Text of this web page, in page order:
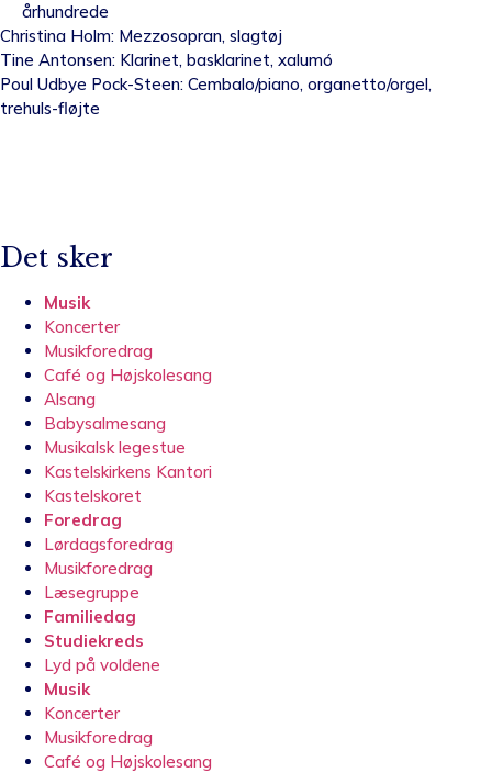
århundrede
Christina Holm: Mezzosopran, slagtøj
Tine Antonsen: Klarinet, basklarinet, xalumó
Poul Udbye Pock-Steen: Cembalo/piano, organetto/orgel,
trehuls-fløjte
Det sker
Musik
Koncerter
Musikforedrag
Café og Højskolesang
Alsang
Babysalmesang
Musikalsk legestue
Kastelskirkens Kantori
Kastelskoret
Foredrag
Lørdagsforedrag
Musikforedrag
Læsegruppe
Familiedag
Studiekreds
Lyd på voldene
Musik
Koncerter
Musikforedrag
Café og Højskolesang